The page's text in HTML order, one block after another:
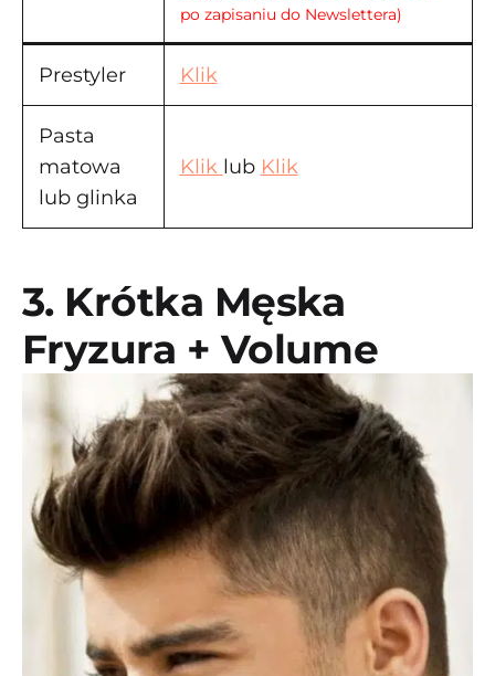
po zapisaniu do Newslettera)
Prestyler Klik
Pasta
matowa
lub glinka
Klik lub Klik
3. Krótka Męska
Fryzura + Volume